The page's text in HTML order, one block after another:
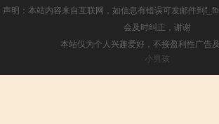
声明：本站内容来自互联网，如信息有错误可发邮件到
会及时纠正，谢谢
本站仅为个人兴趣爱好，不接盈利性广告
小男孩